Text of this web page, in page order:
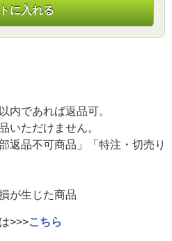
に入れる
内であれば返品可。
いただけません。
返品不可商品」「特注・切売り
が生じた商品
>>>こちら